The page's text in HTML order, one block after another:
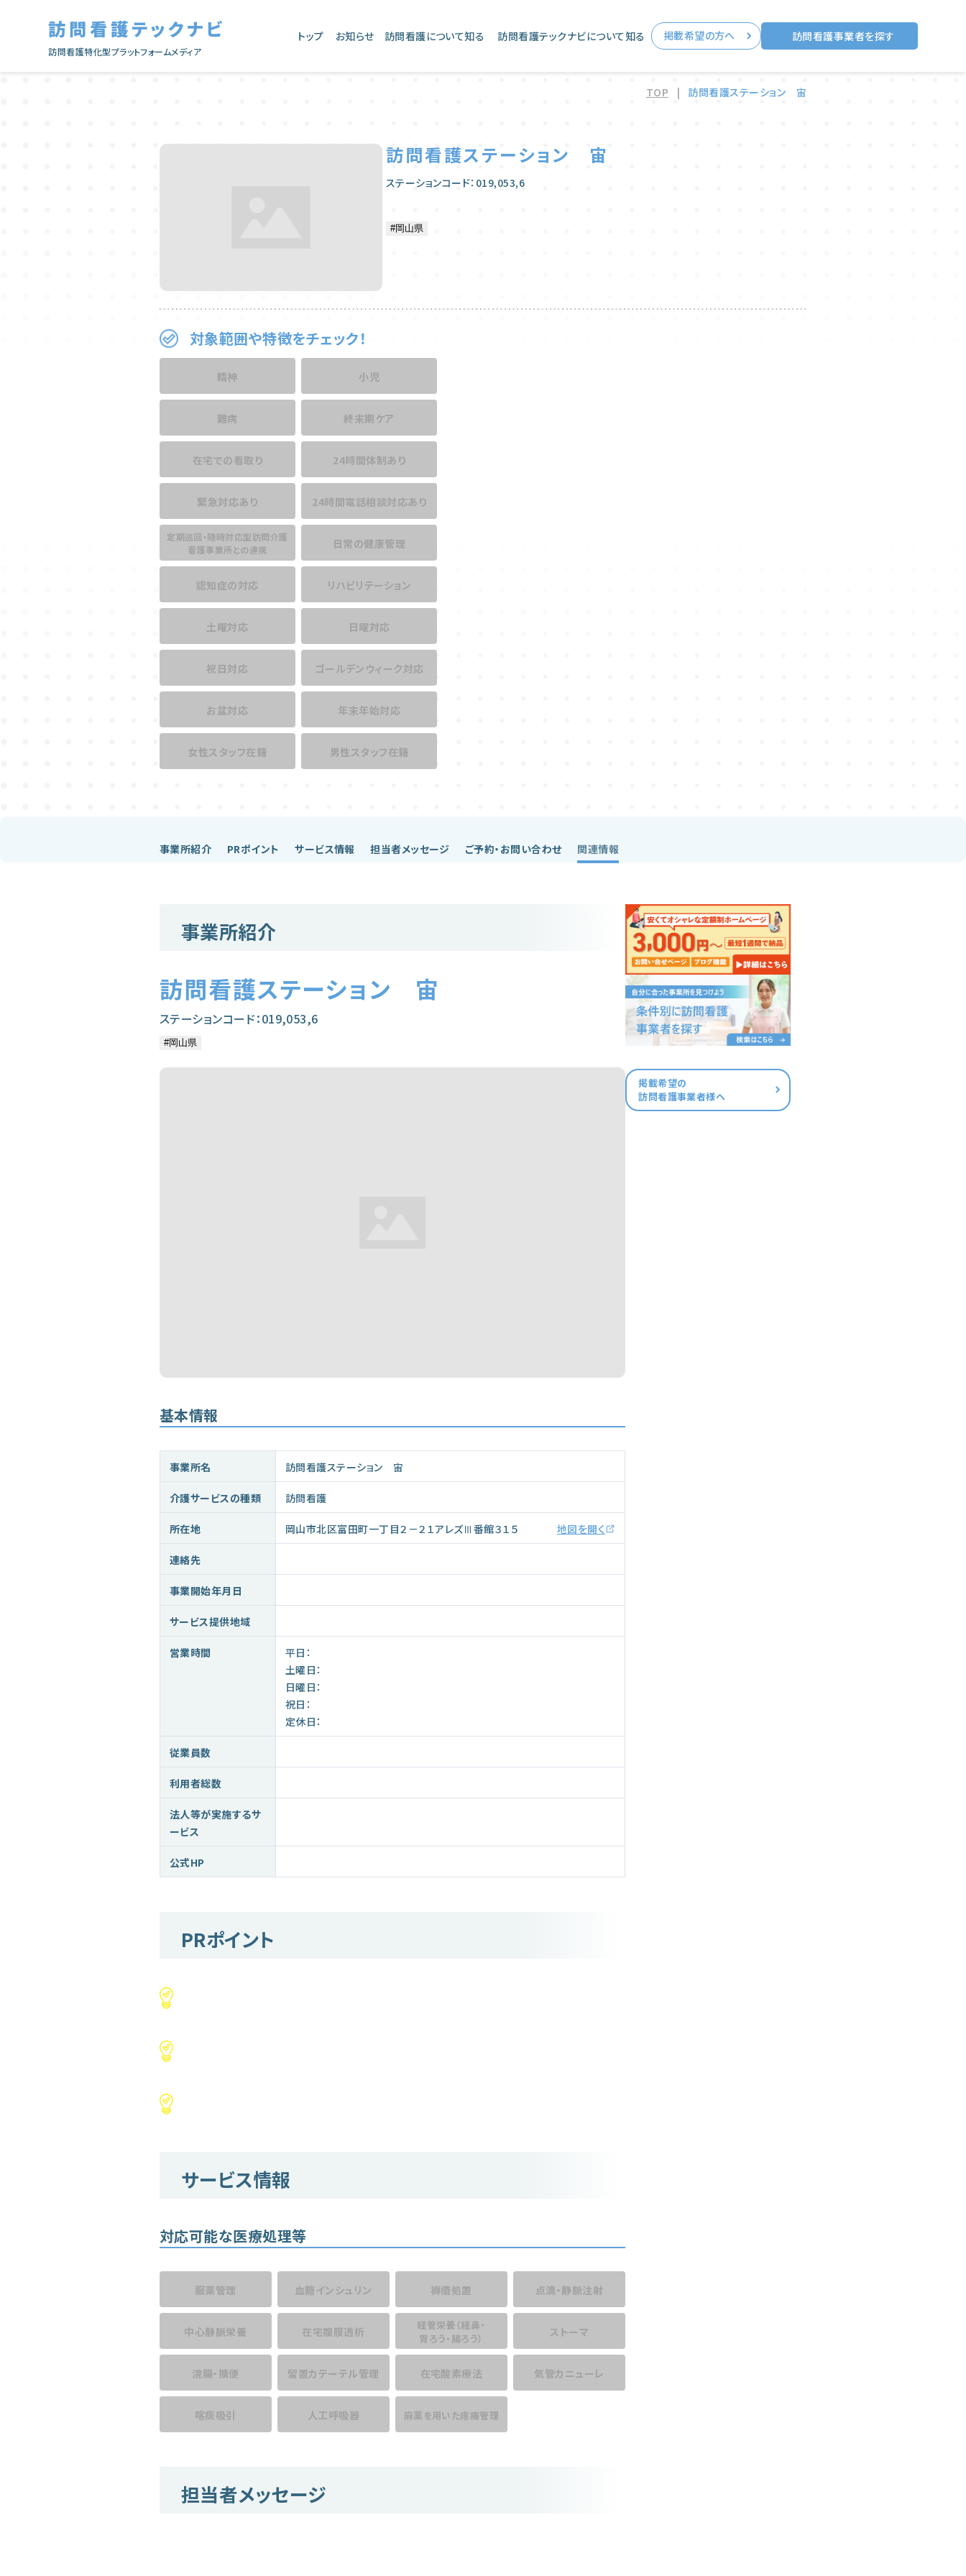
訪問看護テックナビ
訪問看護特化型プラットフォームメディア
トップ お知らせ 訪問看護について知る 訪問看護テックナビについて知る 掲載希望の方へ 訪問看護事業者を探す
TOP | 訪問看護ステーション 宙
訪問看護ステーション 宙
ステーションコード：019,053,6
対象範囲や特徴をチェック！
精神 小児
難病 終末期ケア
在宅での看取り 24時間体制あり
緊急対応あり 24時間電話相談対応あり
定期巡回・随時対応型訪問介護
看護事業所との連携
日常の健康管理
認知症の対応 リハビリテーション
土曜対応 日曜対応
祝日対応 ゴールデンウィーク対応
お盆対応 年末年始対応
女性スタッフ在籍 男性スタッフ在籍
事業所紹介 PRポイント サービス情報 担当者メッセージ ご予約・お問い合わせ 関連情報
事業所紹介
訪問看護ステーション 宙
ステーションコード：019,053,6
基本情報
事業所名 訪問看護ステーション 宙
介護サービスの種類 訪問看護
所在地 岡山市北区富田町一丁目２－２１アレズⅢ番館３１５ 地図を開く
連絡先
事業開始年月日
サービス提供地域
営業時間
平日：
土曜日：
日曜日：
祝日：
定休日：
従業員数
利用者総数
法人等が実施するサ
ービス
公式HP
PRポイント
サービス情報
対応可能な医療処理等
服薬管理 血糖インシュリン 褥瘡処置 点滴・静脈注射
中心静脈栄養 在宅腹膜透析 経管栄養 （経鼻・
胃ろう・腸ろう）
ストーマ
浣腸・摘便 留置カテーテル管理 在宅酸素療法 気管カニューレ
喀痰吸引 人工呼吸器 麻薬を用いた疼痛管理
担当者メッセージ
掲載希望の
訪問看護事業者様へ